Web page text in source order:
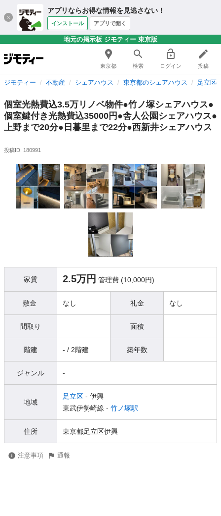
アプリならお得な情報を見逃さない！
インストール アプリで開く
地元の掲示板 ジモティー 東京版
東京都 検索 ログイン 投稿
ジモティー 不動産 シェアハウス 東京都のシェアハウス 足立区
個室光熱費込3.5万リノベ物件●竹ノ塚シェアハウス●
個室鍵付き光熱費込35000円●舎人公園シェアハウス●
上野まで20分●日暮里まで22分●西新井シェアハウス
投稿ID: 180991
家賃 2.5万円 管理費 (10,000円)
敷金 なし 礼金 なし
間取り 面積
階建 - / 2階建 築年数
ジャンル -
地域
足立区 - 伊興
東武伊勢崎線 - 竹ノ塚駅
住所 東京都足立区伊興
注意事項 通報